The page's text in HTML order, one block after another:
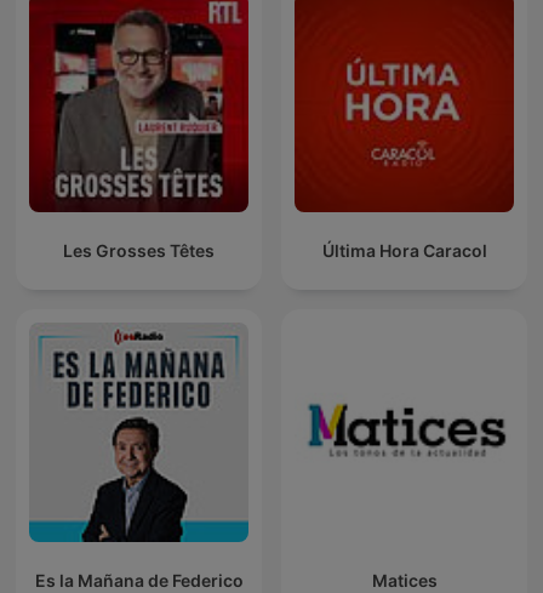
Les Grosses Têtes Última Hora Caracol
Es la Mañana de Federico Matices